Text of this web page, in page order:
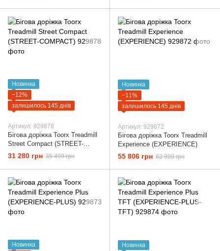
Новинка
−12%
залишилось 145 днів
Артикул: 929878
Бігова доріжка Toorx Treadmill
Street Compact (STREET-
COMPACT)
31 280 грн 35 499 грн
Новинка
−11%
залишилось 145 днів
Артикул: 929872
Бігова доріжка Toorx Treadmill
Experience (EXPERIENCE)
55 806 грн 62 999 грн
Новинка
Новинка